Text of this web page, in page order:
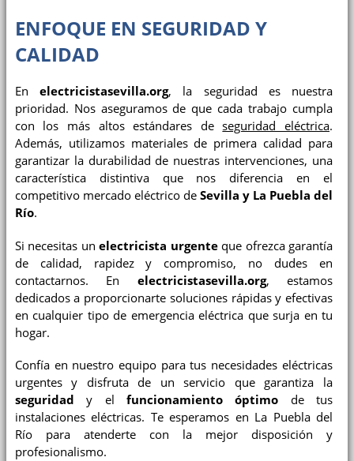
ENFOQUE EN SEGURIDAD Y
CALIDAD
Enelectricistasevilla.org, la seguridad es nuestra
prioridad. Nos aseguramos de que cada trabajo cumpla
con los más altos estándares deseguridad eléctrica.
Además, utilizamos materiales de primera calidad para
garantizar la durabilidad de nuestras intervenciones, una
característica distintiva que nos diferencia en el
competitivo mercado eléctrico de Sevilla y La Puebla del
Río.
Si necesitas unelectricista urgenteque ofrezca garantía
de calidad, rapidez y compromiso, no dudes en
contactarnos. En electricistasevilla.org, estamos
dedicados a proporcionarte soluciones rápidas y efectivas
en cualquier tipo de emergencia eléctrica que surja en tu
hogar.
Confía en nuestro equipo para tus necesidades eléctricas
urgentes y disfruta de un servicio que garantiza la
seguridad y el funcionamiento óptimo de tus
instalaciones eléctricas. Te esperamos en La Puebla del
Río para atenderte con la mejor disposición y
profesionalismo.